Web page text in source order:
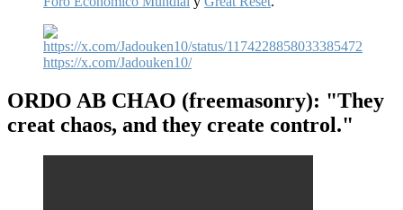
https://x.com/Jadouken10/
ORDO AB CHAO (freemasonry): "They
creat chaos, and they create control."